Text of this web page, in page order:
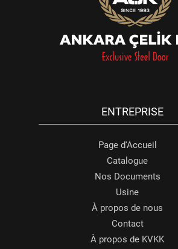
ENTREPRISE
Page d'Accueil
Catalogue
Nos Documents
Usine
À propos de nous
Contact
À propos de KVKK